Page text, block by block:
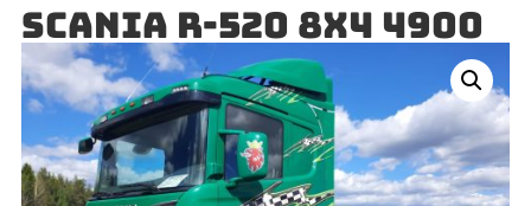
SCANIA R-520 8X4 4900